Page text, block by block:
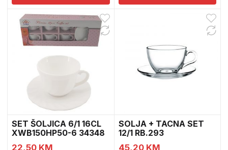
SET ŠOLJICA 6/1 16CL
XWB150HP50-6 34348
22,50 KM
SOLJA + TACNA SET
12/1 RB.293
45,20 KM